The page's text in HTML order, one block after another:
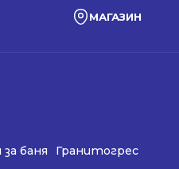
МАГАЗИН
баня
Гранитогрес